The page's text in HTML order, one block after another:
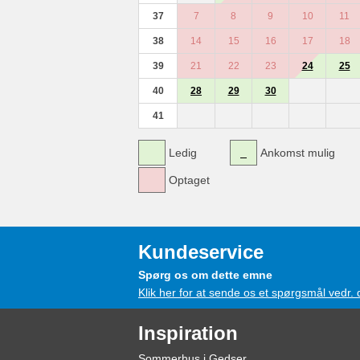
37 7 8 9 10 11
38 14 15 16 17 18
39 21 22 23 24 25
40 28 29 30
41
Ledig
Optaget
Ankomst mulig
Kundeservice
Spørg os om dette emne
Klik her for at sende os et spørgsmål vedr.
Inspiration